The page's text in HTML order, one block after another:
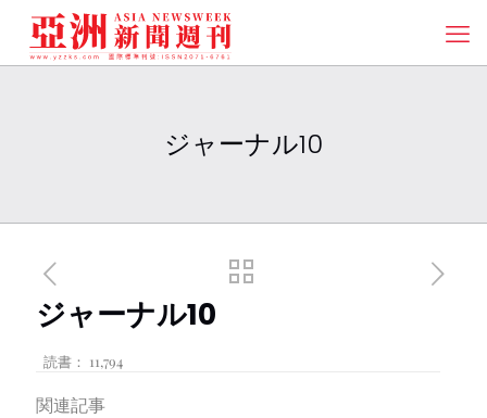
ジャーナル10
ジャーナル10
読書： 11,794
関連記事